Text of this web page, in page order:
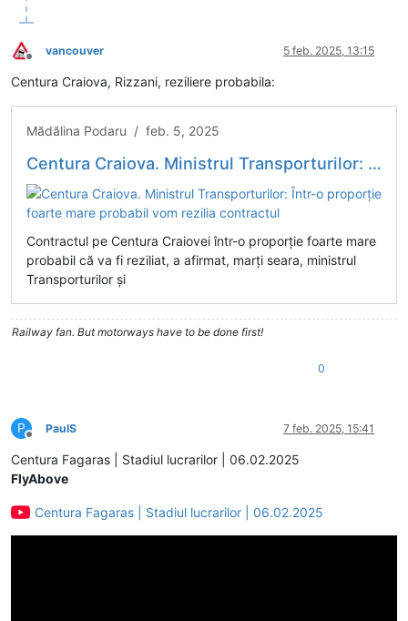
Deconectat
vancouver 5 feb. 2025, 13:15
Centura Craiova, Rizzani, reziliere probabila:
Mădălina Podaru / feb. 5, 2025
Centura Craiova. Ministrul Transporturilor: Într-o proporţie foarte mare probabil vom rezilia contractul
Contractul pe Centura Craiovei într-o proporţie foarte mare
probabil că va fi reziliat, a afirmat, marţi seara, ministrul
Transporturilor şi
Railway fan. But motorways have to be done first!
0
P
Deconectat
PaulS 7 feb. 2025, 15:41
Centura Fagaras | Stadiul lucrarilor | 06.02.2025
FlyAbove
Centura Fagaras | Stadiul lucrarilor | 06.02.2025